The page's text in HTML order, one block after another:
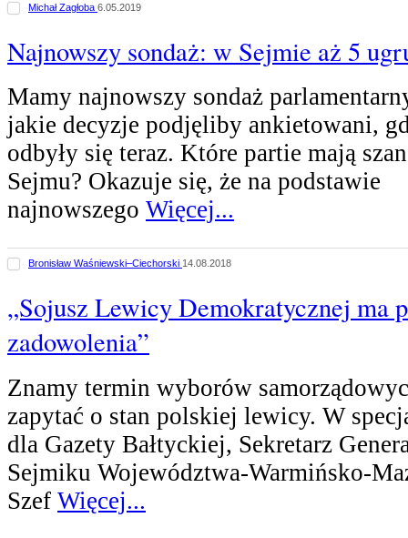
Michał Zagłoba 6.05.2019
Najnowszy sondaż: w Sejmie aż 5
Mamy najnowszy sondaż
jakie decyzje podjęliby ankietowani,
odbyły się teraz. Które partie mają
Sejmu? Okazuje się, że na podstawie
najnowszego Więcej...
Bronisław Waśniewski–Ciechorski 14.08.2018
„Sojusz Lewicy Demokratycznej ma
zadowolenia”
Znamy termin wyborów
zapytać o stan polskiej lewicy. W
dla Gazety Bałtyckiej, Sekretarz
Sejmiku Województwa-Warmińsko-
Szef Więcej...